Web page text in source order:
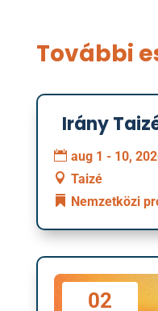
További
01
augusztus
Irány
aug 1 - 10,
Taizé
Nemzetközi
02